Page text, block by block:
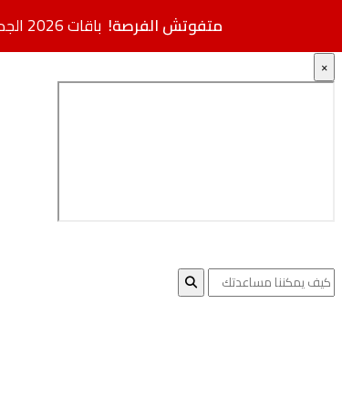
×
متفوتش الفرصة! باقات 2026 الجديدة كلياً وصلت.. مواصفات فائقة بأسعار مخفضة + خصم إضافي